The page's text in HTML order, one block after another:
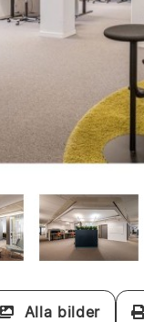
Alla bilder